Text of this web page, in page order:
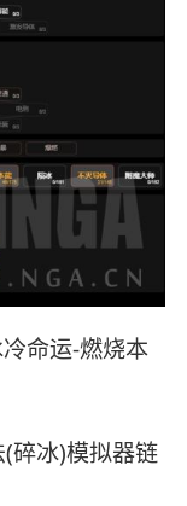
命运-燃烧本
碎冰)模拟器链